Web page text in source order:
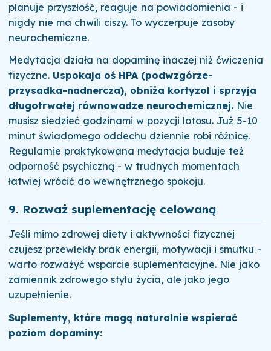
planuje przyszłość, reaguje na powiadomienia - i
nigdy nie ma chwili ciszy. To wyczerpuje zasoby
neurochemiczne.
Medytacja działa na dopaminę inaczej niż ćwiczenia
fizyczne. Uspokaja oś HPA (podwzgórze-
przysadka-nadnercza), obniża kortyzol i sprzyja
długotrwałej równowadze neurochemicznej.Nie
musisz siedzieć godzinami w pozycji lotosu. Już 5-10
minut świadomego oddechu dziennie robi różnicę.
Regularnie praktykowana medytacja buduje też
odporność psychiczną - w trudnych momentach
łatwiej wrócić do wewnętrznego spokoju.
9. Rozważ suplementację celowaną
Jeśli mimo zdrowej diety i aktywności fizycznej
czujesz przewlekły brak energii, motywacji i smutku -
warto rozważyć wsparcie suplementacyjne. Nie jako
zamiennik zdrowego stylu życia, ale jako jego
uzupełnienie.
Suplementy, które mogą naturalnie wspierać
poziom dopaminy: